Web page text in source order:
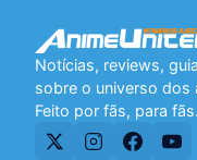
Notícias, reviews,
sobre o universo dos
Feito por fãs, para fãs.